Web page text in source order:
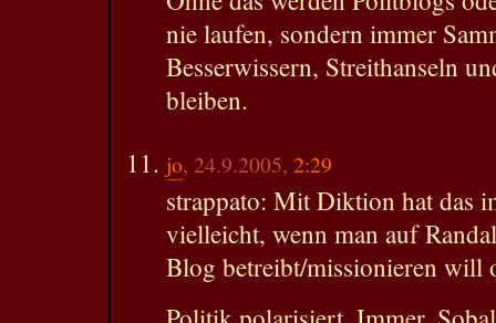
nie laufen, sondern immer
Besserwissern, Streithanseln
bleiben.
jo, 24.9.2005, 2:29
strappato: Mit Diktion hat das
vielleicht, wenn man auf
Blog betreibt/missionieren will